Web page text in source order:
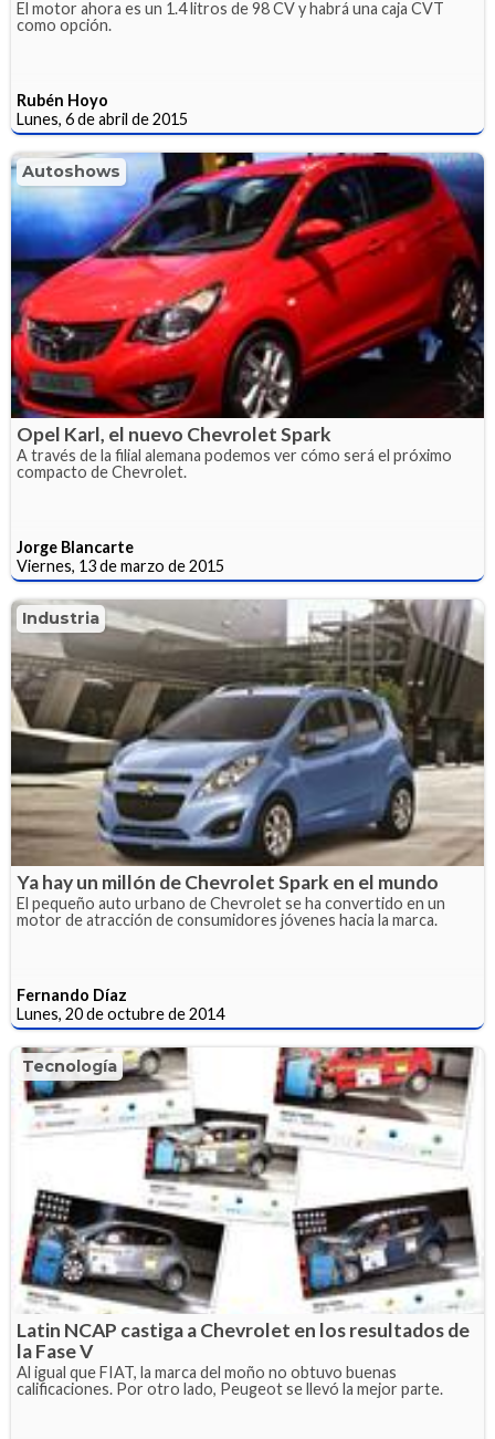
El motor ahora es un 1.4 litros de 98 CV y habrá una caja CVT
como opción.
Rubén Hoyo
Lunes, 6 de abril de 2015
Autoshows
Opel Karl, el nuevo Chevrolet Spark
A través de la filial alemana podemos ver cómo será el próximo
compacto de Chevrolet.
Jorge Blancarte
Viernes, 13 de marzo de 2015
Industria
Ya hay un millón de Chevrolet Spark en el mundo
El pequeño auto urbano de Chevrolet se ha convertido en un
motor de atracción de consumidores jóvenes hacia la marca.
Fernando Díaz
Lunes, 20 de octubre de 2014
Tecnología
Latin NCAP castiga a Chevrolet en los resultados de
la Fase V
Al igual que FIAT, la marca del moño no obtuvo buenas
calificaciones. Por otro lado, Peugeot se llevó la mejor parte.